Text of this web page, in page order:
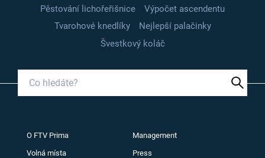
Pěstování lichořeřišnice
Výpočet ascendentu
Tvarohové knedlíky
Nejlepší palačinky
Švestkový koláč
O FTV Prima Management
Volná místa Press